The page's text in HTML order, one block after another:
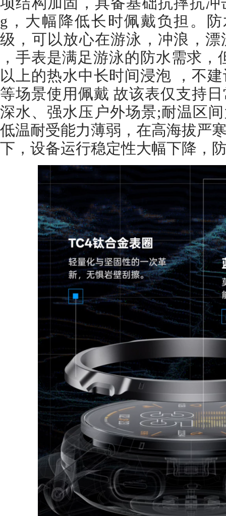
g，大幅降低长时佩戴负担。
级，可以放心在游泳，冲浪，
，手表是满足游泳的防水需求，
以上的热水中长时间浸泡 ，不
等场景使用佩戴 故该表仅支持
深水、强水压户外场景;耐温区
低温耐受能力薄弱，在高海拔严
下，设备运行稳定性大幅下降，